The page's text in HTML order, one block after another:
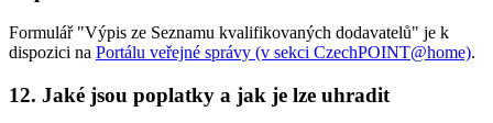
Formulář "Výpis ze Seznamu kvalifikovaných dodavatelů" je k
dispozici na Portálu veřejné správy (v sekci CzechPOINT@home).
12. Jaké jsou poplatky a jak je lze uhradit